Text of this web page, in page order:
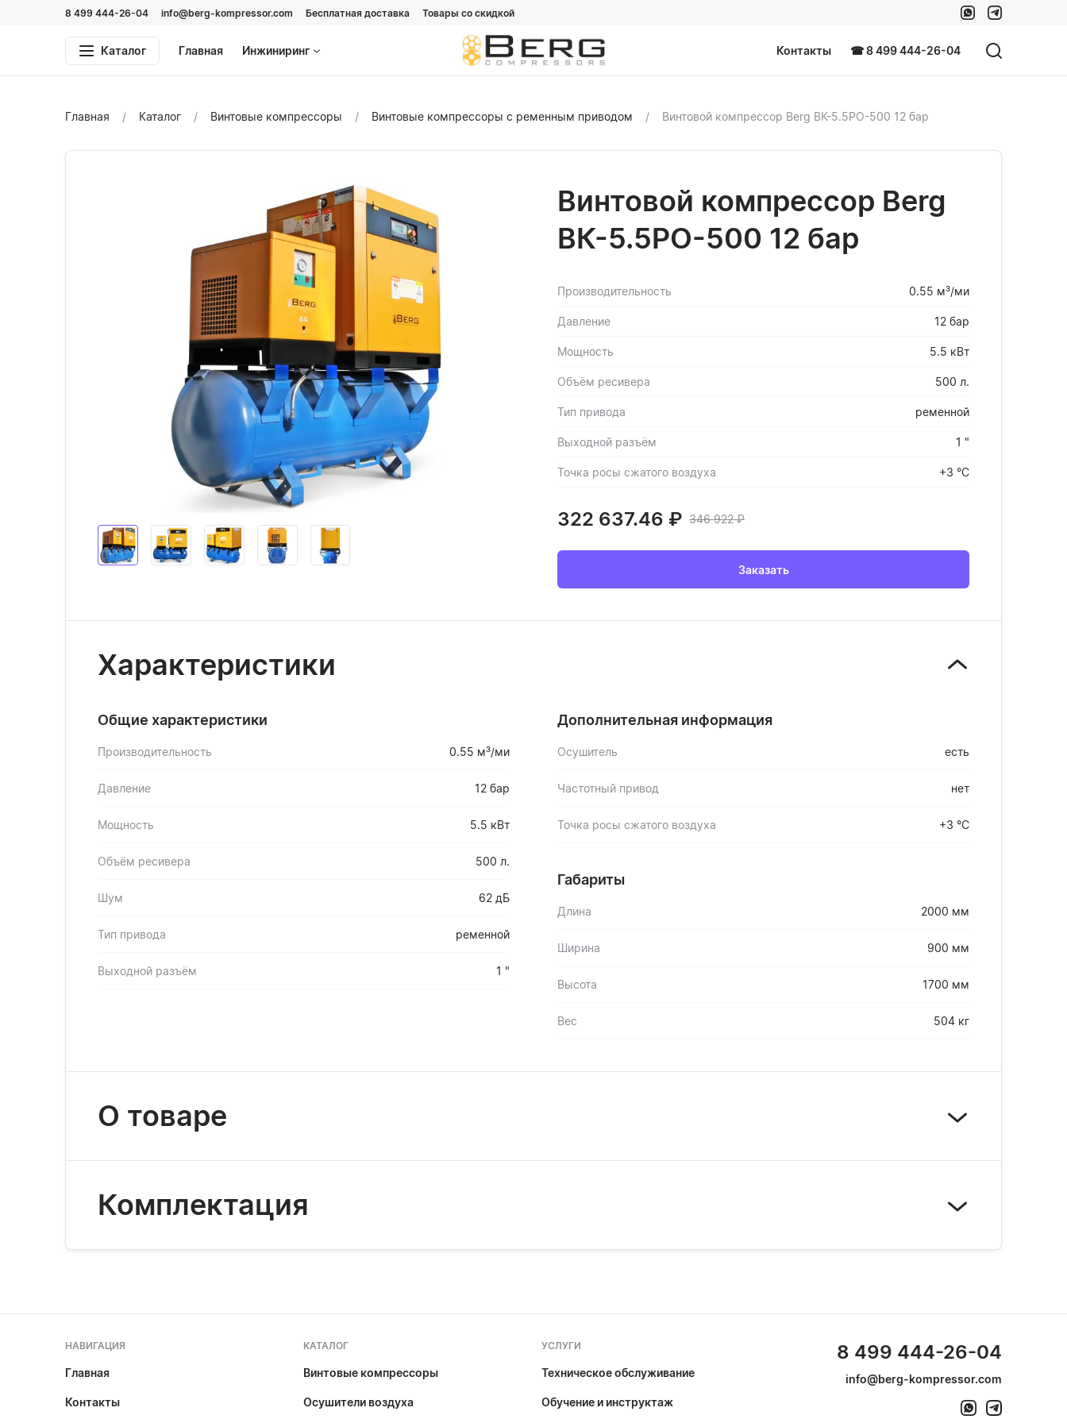
8 499 444-26-04 info@berg-kompressor.com Бесплатная доставка Товары со скидкой
Каталог Главная Инжиниринг Контакты ☎ 8 499 444-26-04
Главная Каталог Винтовые компрессоры Винтовые компрессоры с ременным приводом Винтовой компрессор Berg ВК-5.5РО-500 12 бар
Винтовой компрессор Berg
ВК-5.5РО-500 12 бар
Производительность 0.55 м³/ми
Давление 12 бар
Мощность 5.5 кВт
Объём ресивера 500 л.
Тип привода ременной
Выходной разъём 1 "
Точка росы сжатого воздуха +3 °С
322 637.46 ₽ 346 922₽
Заказать
Характеристики
Общие характеристики
Производительность 0.55 м³/ми
Давление 12 бар
Мощность 5.5 кВт
Объём ресивера 500 л.
Шум 62 дБ
Тип привода ременной
Выходной разъём 1 "
Дополнительная информация
Осушитель есть
Частотный привод нет
Точка росы сжатого воздуха +3 °С
Габариты
Длина 2000 мм
Ширина 900 мм
Высота 1700 мм
Вес 504 кг
О товаре
Комплектация
НАВИГАЦИЯ
Главная
Контакты
КАТАЛОГ
Винтовые компрессоры
Осушители воздуха
УСЛУГИ
Техническое обслуживание
Обучение и инструктаж
8 499 444-26-04
info@berg-kompressor.com